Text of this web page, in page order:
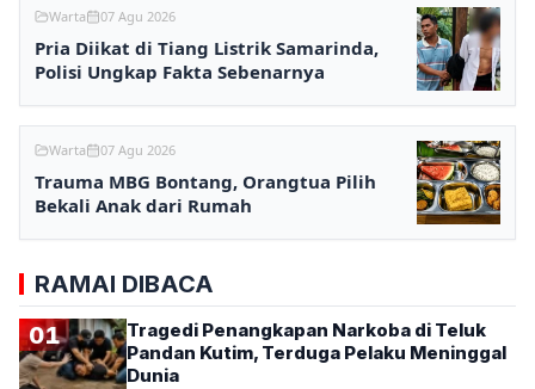
Warta 07 Agu 2026
Pria Diikat di Tiang Listrik Samarinda,
Polisi Ungkap Fakta Sebenarnya
Warta 07 Agu 2026
Trauma MBG Bontang, Orangtua Pilih
Bekali Anak dari Rumah
RAMAI DIBACA
01
Tragedi Penangkapan Narkoba di Teluk
Pandan Kutim, Terduga Pelaku Meninggal
Dunia